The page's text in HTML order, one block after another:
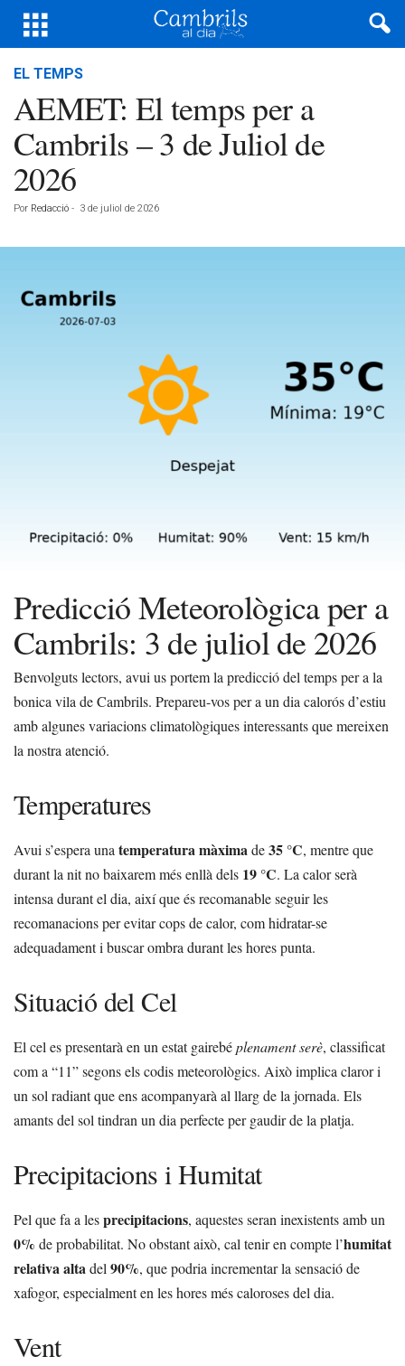
EL TEMPS
AEMET: El temps per a
Cambrils – 3 de Juliol de
2026
Por Redacció - 3 de juliol de 2026
Predicció Meteorològica per a
Cambrils: 3 de juliol de 2026
Benvolguts lectors, avui us portem la predicció del temps per a la
bonica vila de Cambrils. Prepareu-vos per a un dia calorós d’estiu
amb algunes variacions climatològiques interessants que mereixen
la nostra atenció.
Temperatures
Avui s’espera unatemperatura màximade35 °C, mentre que
durant la nit no baixarem més enllà dels 19 °C. La calor serà
intensa durant el dia, així que és recomanable seguir les
recomanacions per evitar cops de calor, com hidratar-se
adequadament i buscar ombra durant les hores punta.
Situació del Cel
El cel es presentarà en un estat gairebéplenament serè, classificat
com a “11” segons els codis meteorològics. Això implica claror i
un sol radiant que ens acompanyarà al llarg de la jornada. Els
amants del sol tindran un dia perfecte per gaudir de la platja.
Precipitacions i Humitat
Pel que fa a lesprecipitacions, aquestes seran inexistents amb un
0% de probabilitat. No obstant això, cal tenir en compte l’humitat
relativa altadel90%, que podria incrementar la sensació de
xafogor, especialment en les hores més caloroses del dia.
Vent